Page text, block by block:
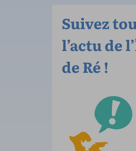
Suivez
l’actu de
de Ré !